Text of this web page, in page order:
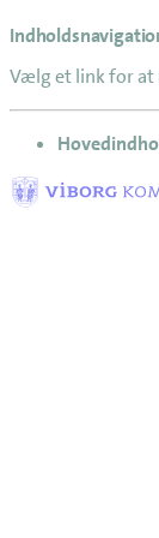
Vælg et link for at
gå til